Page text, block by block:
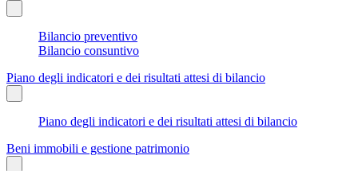
Bilancio preventivo
Bilancio consuntivo
Piano degli indicatori e dei risultati attesi di bilancio
Piano degli indicatori e dei risultati attesi di bilancio
Beni immobili e gestione patrimonio